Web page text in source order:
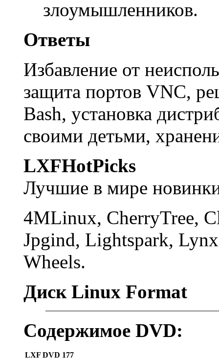
злоумышленников.
Ответы
Избавление от
защита портов VNC,
Bash, установка
своими детьми,
LXFHotPicks
Лучшие в мире
4MLinux, CherryTree,
Jpgind, Lightspark,
Wheels.
Диск Linux Format
Содержимое DVD:
LXF DVD 177